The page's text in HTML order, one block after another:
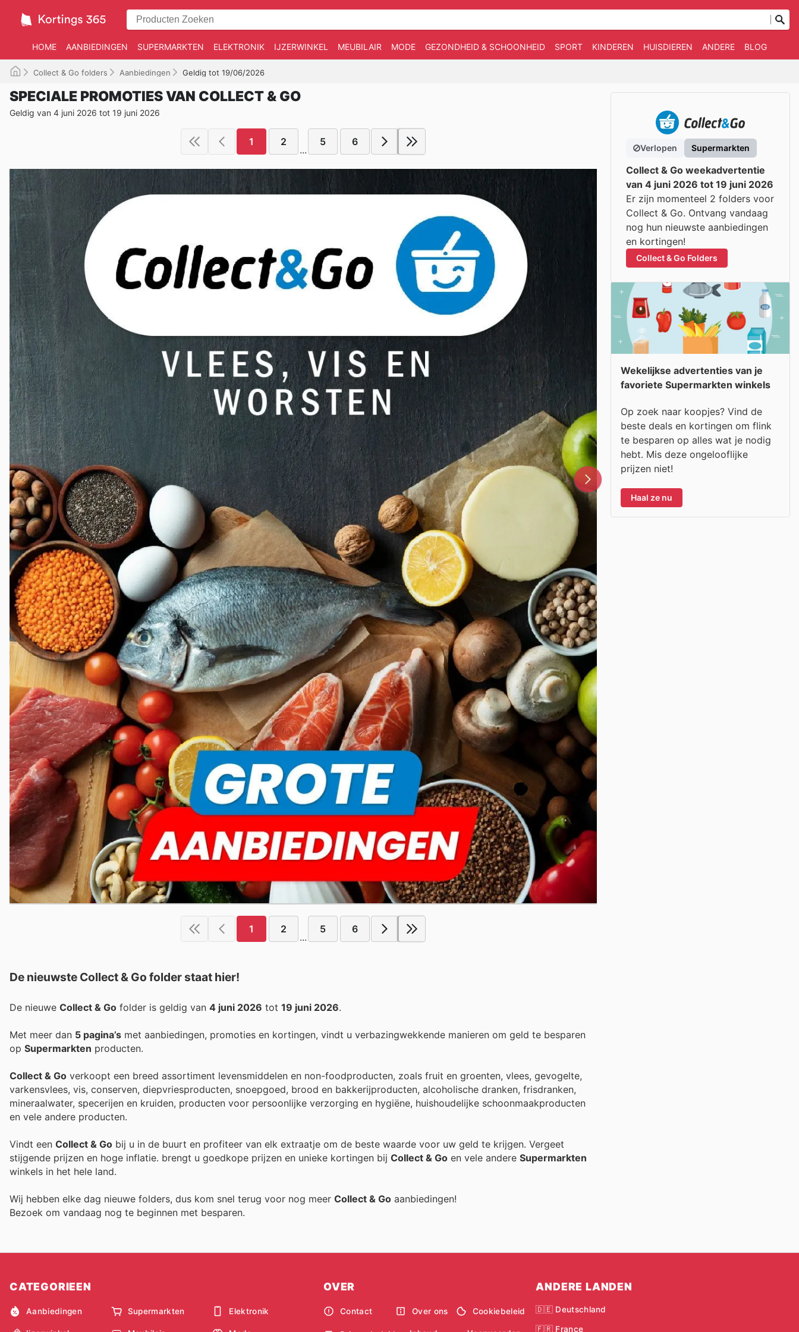
HOME AANBIEDINGEN SUPERMARKTEN ELEKTRONIK IJZERWINKEL MEUBILAIR MODE GEZONDHEID & SCHOONHEID SPORT KINDEREN HUISDIEREN ANDERE BLOG
Collect & Go folders Aanbiedingen Geldig tot 19/06/2026
SPECIALE PROMOTIES VAN COLLECT & GO
Geldig van 4 juni 2026 tot 19 juni 2026
1 2
...
5 6
1 2
...
5 6
De nieuwste Collect & Go folder staat hier!
De nieuwe Collect & Go folder is geldig van 4 juni 2026 tot 19 juni 2026.
Met meer dan 5 pagina’s met aanbiedingen, promoties en kortingen, vindt u verbazingwekkende manieren om geld te besparen
op Supermarkten producten.
Collect & Go verkoopt een breed assortiment levensmiddelen en non-foodproducten, zoals fruit en groenten, vlees, gevogelte,
varkensvlees, vis, conserven, diepvriesproducten, snoepgoed, brood en bakkerijproducten, alcoholische dranken, frisdranken,
mineraalwater, specerijen en kruiden, producten voor persoonlijke verzorging en hygiëne, huishoudelijke schoonmaakproducten
en vele andere producten.
Vindt een Collect & Go bij u in de buurt en profiteer van elk extraatje om de beste waarde voor uw geld te krijgen. Vergeet
stijgende prijzen en hoge inflatie. brengt u goedkope prijzen en unieke kortingen bij Collect & Go en vele andere Supermarkten
winkels in het hele land.
Wij hebben elke dag nieuwe folders, dus kom snel terug voor nog meer Collect & Go aanbiedingen!
Bezoek om vandaag nog te beginnen met besparen.
Verlopen Supermarkten
Collect & Go weekadvertentie
van 4 juni 2026 tot 19 juni 2026
Er zijn momenteel 2 folders voor
Collect & Go. Ontvang vandaag
nog hun nieuwste aanbiedingen
en kortingen!
Collect & Go Folders
Wekelijkse advertenties van je
favoriete Supermarkten winkels
Op zoek naar koopjes? Vind de
beste deals en kortingen om flink
te besparen op alles wat je nodig
hebt. Mis deze ongelooflijke
prijzen niet!
Haal ze nu
CATEGORIEEN
Aanbiedingen Supermarkten Elektronik
OVER
Contact Over ons Cookiebeleid
ANDERE LANDEN
🇩🇪 Deutschland
🇫🇷 France